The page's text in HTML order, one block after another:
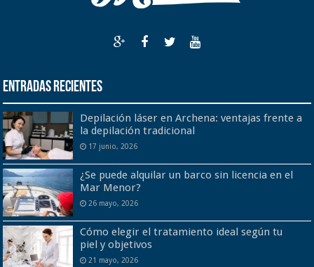
Entradas recientes
Depilación láser en Archena: ventajas frente a
la depilación tradicional
17 junio, 2026
¿Se puede alquilar un barco sin licencia en el
Mar Menor?
26 mayo, 2026
Cómo elegir el tratamiento ideal según tu
piel y objetivos
21 mayo, 2026